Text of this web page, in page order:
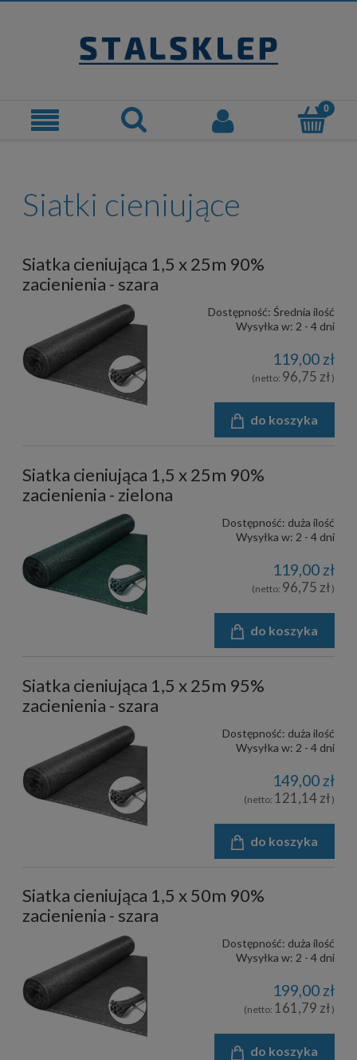
Siatki cieniujące
Siatka cieniująca 1,5 x 25m 90%
zacienienia - szara
Dostępność: Średnia ilość
Wysyłka w: 2 - 4 dni
119,00 zł
(netto: 96,75 zł)
do koszyka
Siatka cieniująca 1,5 x 25m 90%
zacienienia - zielona
Dostępność: duża ilość
Wysyłka w: 2 - 4 dni
119,00 zł
(netto: 96,75 zł)
do koszyka
Siatka cieniująca 1,5 x 25m 95%
zacienienia - szara
Dostępność: duża ilość
Wysyłka w: 2 - 4 dni
149,00 zł
(netto: 121,14 zł)
do koszyka
Siatka cieniująca 1,5 x 50m 90%
zacienienia - szara
Dostępność: duża ilość
Wysyłka w: 2 - 4 dni
199,00 zł
(netto: 161,79 zł)
do koszyka